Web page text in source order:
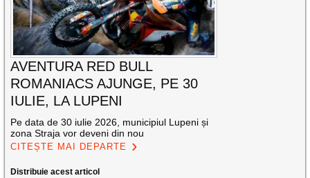
AVENTURA RED BULL
ROMANIACS AJUNGE, PE 30
IULIE, LA LUPENI
Pe data de 30 iulie 2026, municipiul Lupeni și
zona Straja vor deveni din nou
CITEȘTE MAI DEPARTE
Distribuie acest articol